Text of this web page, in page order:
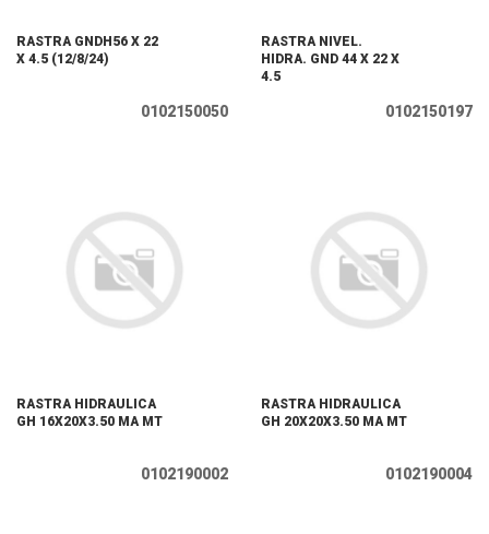
RASTRA GNDH56 X 22
X 4.5 (12/8/24)
0102150050
RASTRA NIVEL.
HIDRA. GND 44 X 22 X
4.5
0102150197
RASTRA HIDRAULICA
GH 16X20X3.50 MA MT
0102190002
RASTRA HIDRAULICA
GH 20X20X3.50 MA MT
0102190004